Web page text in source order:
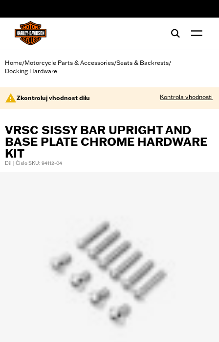
Home/Motorcycle Parts & Accessories/Seats & Backrests/
Docking Hardware
Zkontroluj vhodnost dílu Kontrola vhodnosti
VRSC SISSY BAR UPRIGHT AND
BASE PLATE CHROME HARDWARE
KIT
Díl | Číslo SKU: 94112-04